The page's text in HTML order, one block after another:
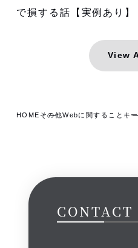
で損する話【実例あり】
View
HOME その他Webに関すること キ
CONTACT